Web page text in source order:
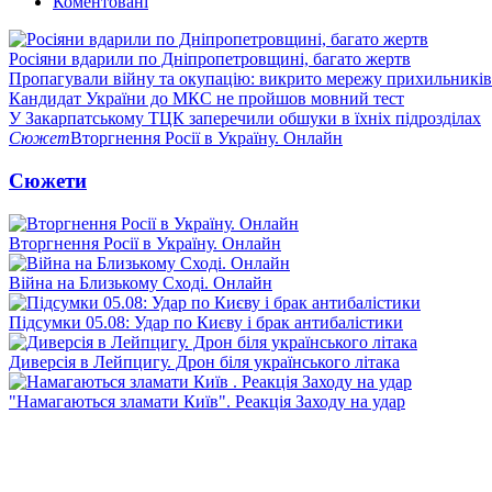
Росіяни вдарили по Дніпропетровщині, багато жертв
Пропагували війну та окупацію: викрито мережу
Кандидат України до МКС не пройшов мовний тест
У Закарпатському ТЦК заперечили обшуки в їхніх підрозділах
СюжетВторгнення Росії в Україну. Онлайн
Сюжети
Вторгнення Росії в Україну. Онлайн
Війна на Близькому Сході. Онлайн
Підсумки 05.08: Удар по Києву і брак антибалістики
Диверсія в Лейпцигу. Дрон біля українського літака
"Намагаються зламати Київ". Реакція Заходу на удар